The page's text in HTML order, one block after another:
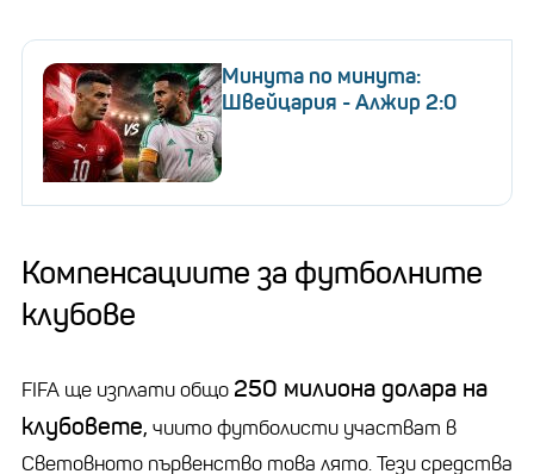
Минута по минута:
Швейцария - Алжир 2:0
Компенсациите за футболните
клубове
FIFA ще изплати общо 250 милиона долара на
клубовете, чиито футболисти участват в
Световното първенство това лято. Тези средства